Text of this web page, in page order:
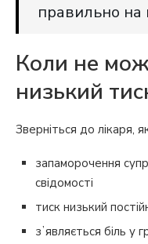
правильно на
Коли не
низький
Зверніться до лікаря,
запаморочення
свідомості
тиск низький
зʼявляється біль у